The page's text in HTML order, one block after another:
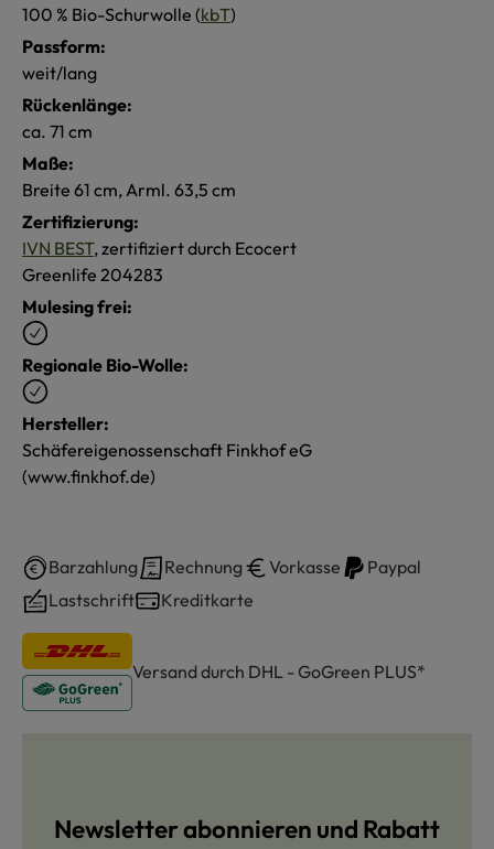
100 % Bio-Schurwolle (kbT)
Passform:
weit/lang
Rückenlänge:
ca. 71 cm
Maße:
Breite 61 cm, Arml. 63,5 cm
Zertifizierung:
IVN BEST, zertifiziert durch Ecocert
Greenlife 204283
Mulesing frei:
Regionale Bio-Wolle:
Hersteller:
Schäfereigenossenschaft Finkhof eG
(www.finkhof.de)
Barzahlung Rechnung Vorkasse
Paypal
Lastschrift
Kreditkarte
Versand durch DHL - GoGreen PLUS*
Newsletter abonnieren und Rabatt